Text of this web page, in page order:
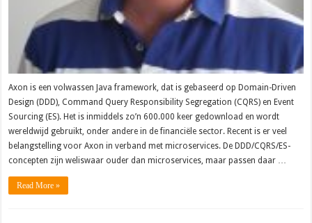
Axon is een volwassen Java framework, dat is gebaseerd op Domain-Driven
Design (DDD), Command Query Responsibility Segregation (CQRS) en Event
Sourcing (ES). Het is inmiddels zo’n 600.000 keer gedownload en wordt
wereldwijd gebruikt, onder andere in de financiële sector. Recent is er veel
belangstelling voor Axon in verband met microservices. De DDD/CQRS/ES-
concepten zijn weliswaar ouder dan microservices, maar passen daar …
Read More »